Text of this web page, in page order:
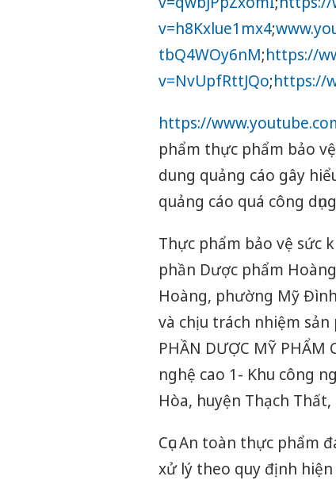
v=h8Kxlue1mx4;
tbQ4WOy6nM;https://
v=NvUpfRttJQo;https://
https://
phẩm thực phẩm bảo
dung quảng cáo gây
quảng cáo quá công
Thực phẩm bảo vệ sức
phần Dược phẩm
Hoàng, phường Mỹ
và chịu trách nhiệm sản
PHẦN DƯỢC MỸ
nghệ cao 1- Khu công
Hòa, huyện Thạch
Cục An toàn thực phẩm
xử lý theo quy định